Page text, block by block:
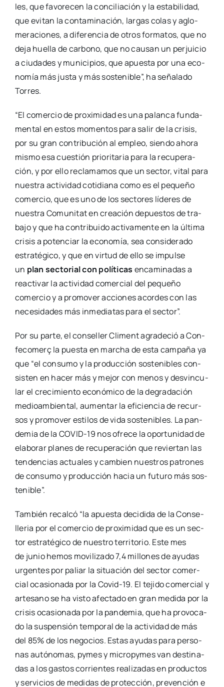
les, que favo­re­cen la con­ci­lia­ción y la esta­bi­li­dad,
que evi­tan la con­ta­mi­na­ción, lar­gas colas y aglo­
me­ra­cio­nes, a dife­ren­cia de otros for­ma­tos, que no
deja hue­lla de car­bono, que no cau­san un per­jui­cio
a ciu­da­des y muni­ci­pios, que apues­ta por una eco­
no­mía más jus­ta y más sos­te­ni­ble”, ha seña­la­do
Torres.
“El comer­cio de pro­xi­mi­dad es una palan­ca fun­da­
men­tal en estos momen­tos para salir de la cri­sis,
por su gran con­tri­bu­ción al empleo, sien­do aho­ra
mis­mo esa cues­tión prio­ri­ta­ria para la recu­pe­ra­
ción, y por ello recla­ma­mos que un sec­tor, vital para
nues­tra acti­vi­dad coti­dia­na como es el peque­ño
comer­cio, que es uno de los sec­to­res líde­res de
nues­tra Comu­ni­tat en crea­ción depues­tos de tra­
ba­jo y que ha con­tri­bui­do acti­va­men­te en la últi­ma
cri­sis a poten­ciar la eco­no­mía, sea con­si­de­ra­do
estra­té­gi­co, y que en vir­tud de ello se impul­se
un plan sec­to­rial con polí­ti­cas enca­mi­na­das a
reac­ti­var la acti­vi­dad comer­cial del peque­ño
comer­cio y a pro­mo­ver accio­nes acor­des con las
nece­si­da­des más inme­dia­tas para el sec­tor”.
Por su par­te, el con­se­ller Cli­ment agra­de­ció a Con­
fe­co­me­rç la pues­ta en mar­cha de esta cam­pa­ña ya
que “el con­su­mo y la pro­duc­ción sos­te­ni­bles con­
sis­ten en hacer más y mejor con menos y des­vin­cu­
lar el cre­ci­mien­to eco­nó­mi­co de la degra­da­ción
medioam­bien­tal, aumen­tar la efi­cien­cia de recur­
sos y pro­mo­ver esti­los de vida sos­te­ni­bles. La pan­
de­mia de la COVID-19 nos ofre­ce la opor­tu­ni­dad de
ela­bo­rar pla­nes de recu­pe­ra­ción que revier­tan las
ten­den­cias actua­les y cam­bien nues­tros patro­nes
de con­su­mo y pro­duc­ción hacia un futu­ro más sos­
te­ni­ble”.
Tam­bién recal­có “la apues­ta deci­di­da de la Con­se­
lle­ria por el comer­cio de pro­xi­mi­dad que es un sec­
tor estra­té­gi­co de nues­tro terri­to­rio. Este mes
de junio hemos movi­li­za­do 7,4 millo­nes de ayu­das
urgen­tes por paliar la situa­ción del sec­tor comer­
cial oca­sio­na­da por la Covid-19. El teji­do comer­cial y
arte­sano se ha vis­to afec­ta­do en gran medi­da por la
cri­sis oca­sio­na­da por la pan­de­mia, que ha pro­vo­ca­
do la sus­pen­sión tem­po­ral de la acti­vi­dad de más
del 85% de los nego­cios. Estas ayu­das para per­so­
nas autó­no­mas, pymes y micropy­mes van des­ti­na­
das a los gas­tos corrien­tes rea­li­za­das en pro­duc­tos
y ser­vi­cios de medi­das de pro­tec­ción, pre­ven­ción e